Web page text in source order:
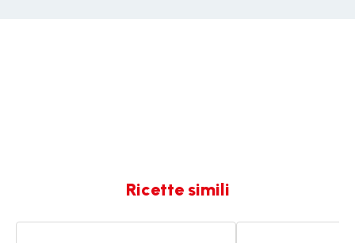
Ricette simili